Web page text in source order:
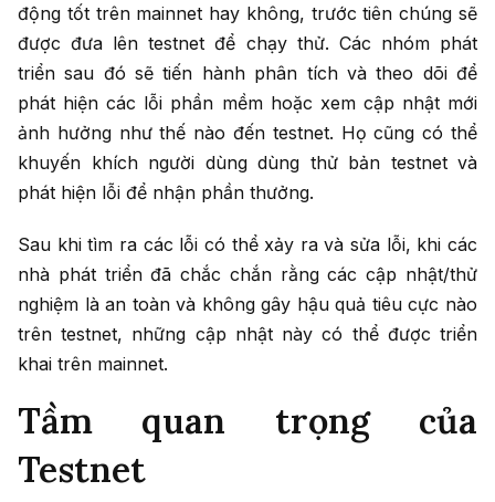
động tốt trên mainnet hay không, trước tiên chúng sẽ
được đưa lên testnet để chạy thử. Các nhóm phát
triển sau đó sẽ tiến hành phân tích và theo dõi để
phát hiện các lỗi phần mềm hoặc xem cập nhật mới
ảnh hưởng như thế nào đến testnet. Họ cũng có thể
khuyến khích người dùng dùng thử bản testnet và
phát hiện lỗi để nhận phần thưởng.
Sau khi tìm ra các lỗi có thể xảy ra và sửa lỗi, khi các
nhà phát triển đã chắc chắn rằng các cập nhật/thử
nghiệm là an toàn và không gây hậu quả tiêu cực nào
trên testnet, những cập nhật này có thể được triển
khai trên mainnet.
Tầm quan trọng của
Testnet